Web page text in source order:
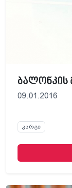
ბალონკის
09.01.2016
კარგი